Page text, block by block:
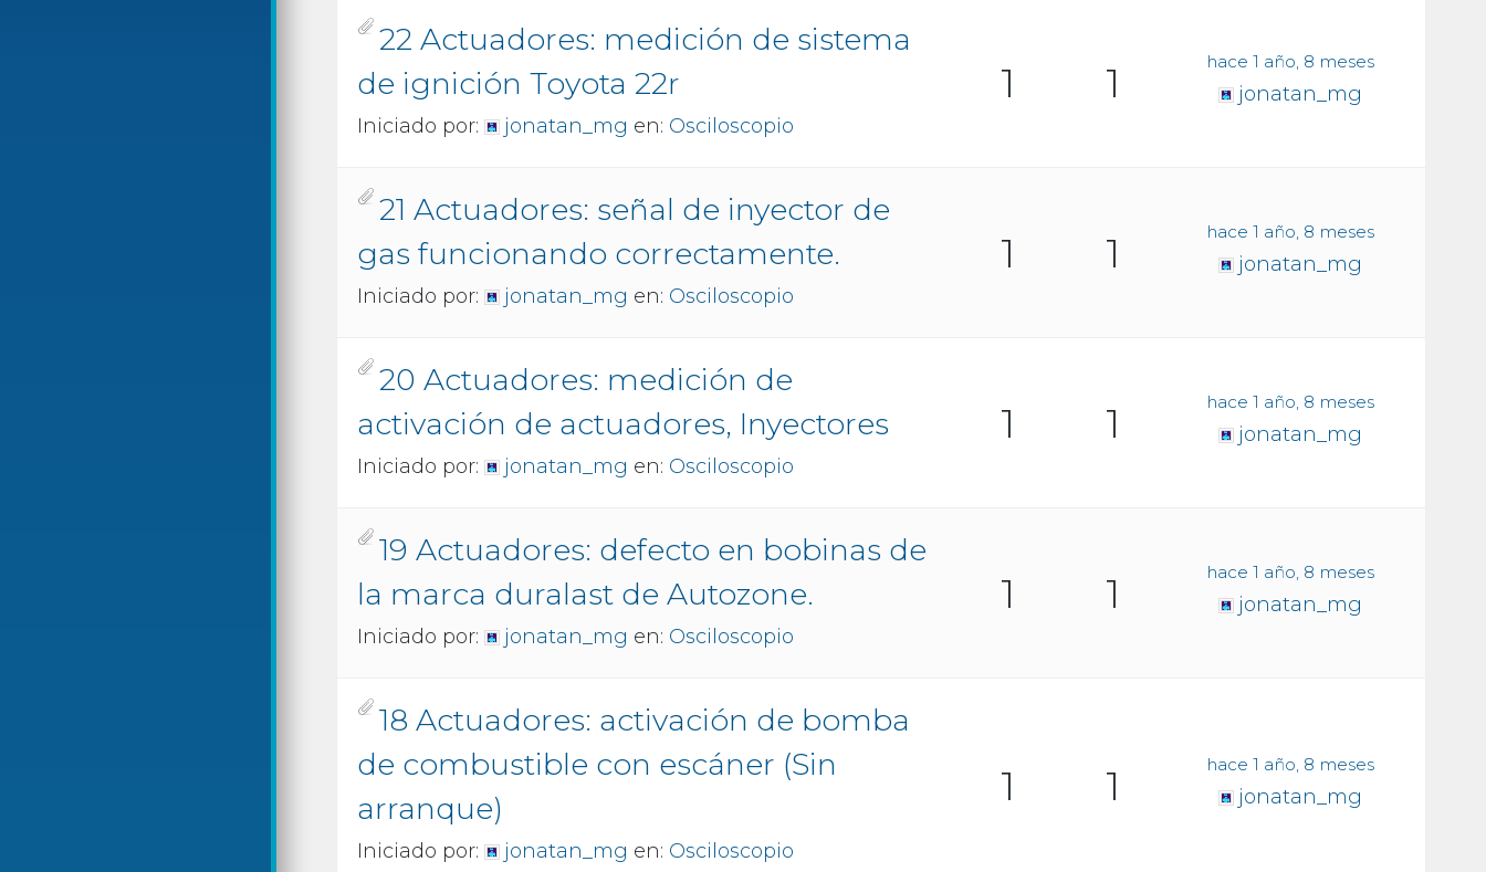
22 Actuadores: medición de sistema
de ignición Toyota 22r
Iniciado por: jonatan_mg en: Osciloscopio
1 1 hace 1 año, 8 meses
jonatan_mg
21 Actuadores: señal de inyector de
gas funcionando correctamente.
Iniciado por: jonatan_mg en: Osciloscopio
1 1 hace 1 año, 8 meses
jonatan_mg
20 Actuadores: medición de
activación de actuadores, Inyectores
Iniciado por: jonatan_mg en: Osciloscopio
1 1 hace 1 año, 8 meses
jonatan_mg
19 Actuadores: defecto en bobinas de
la marca duralast de Autozone.
Iniciado por: jonatan_mg en: Osciloscopio
1 1 hace 1 año, 8 meses
jonatan_mg
18 Actuadores: activación de bomba
de combustible con escáner (Sin
arranque)
Iniciado por: jonatan_mg en: Osciloscopio
1 1 hace 1 año, 8 meses
jonatan_mg